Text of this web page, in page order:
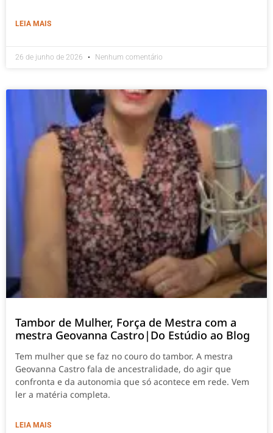
LEIA MAIS
26 de junho de 2026 Nenhum comentário
Tambor de Mulher, Força de Mestra com a
mestra Geovanna Castro|Do Estúdio ao Blog
Tem mulher que se faz no couro do tambor. A mestra
Geovanna Castro fala de ancestralidade, do agir que
confronta e da autonomia que só acontece em rede. Vem
ler a matéria completa.
LEIA MAIS